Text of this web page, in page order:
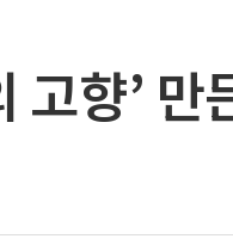
고향’ 만